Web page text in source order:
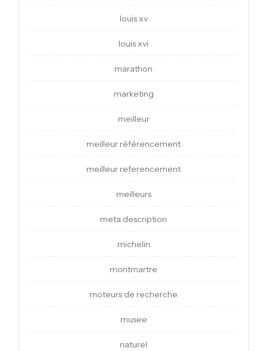
louis xv
louis xvi
marathon
marketing
meilleur
meilleur référencement
meilleur referencement
meilleurs
meta description
michelin
montmartre
moteurs de recherche
musee
naturel